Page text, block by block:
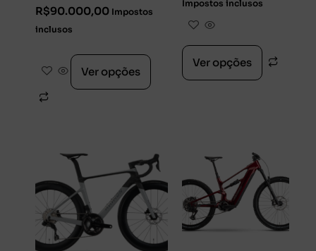
R$90.000,00 Impostos
inclusos
Ver opções
Impostos inclusos
Ver opções